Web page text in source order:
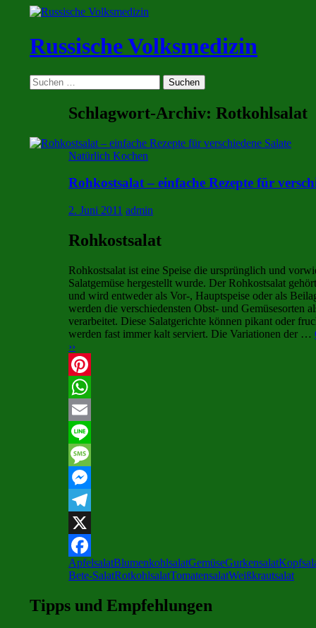
springenRussische Volksmedizin
Suchen
Suchen
nach:
Schlagwort-Archiv: Rotkohlsalat
Natürlich Kochen
Rohkostsalat – einfache Rezepte für
2. Juni 2011 admin
Rohkostsalat
Rohkostsalat ist eine Speise die ursprünglich und
Salatgemüse hergestellt wurde. Der Rohkostsalat
und wird entweder als Vor-, Hauptspeise oder als
werden die verschiedensten Obst- und Gemüsesorten
verarbeitet. Diese Salatgerichte können pikant oder
werden fast immer kalt serviert. Die Variationen der …
››
Pinterest
WhatsApp
Email
Line
Message
Messenger
Telegram
X
Facebook
ApfelsalatBlumenkohlsalatGemüseGurkensalat
Bete-SalatRotkohlsalatTomatensalatWeißkrautsalat
Tipps und Empfehlungen